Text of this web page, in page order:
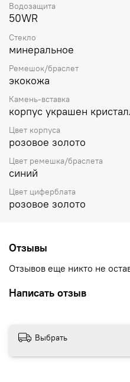
Водозащита
50WR
Стекло
минеральное
Ремешок/браслет
экокожа
Камень-вставка
корпус украшен
Цвет корпуса
розовое золото
Цвет ремешка/браслета
синий
Цвет циферблата
розовое золото
Отзывы
Отзывов еще никто не
Написать отзыв
Выбрать